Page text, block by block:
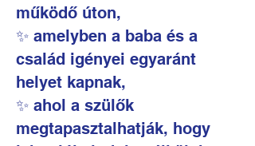
működő úton,
✨ amelyben a baba és a
család igényei egyaránt
helyet kapnak,
✨ ahol a szülők
megtapasztalhatják, hogy